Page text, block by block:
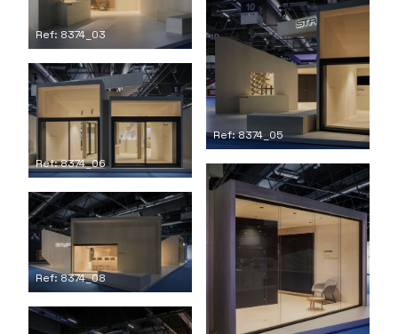
Ref: 8374_03
Ref: 8374_05
Ref: 8374_06
Ref: 8374_08